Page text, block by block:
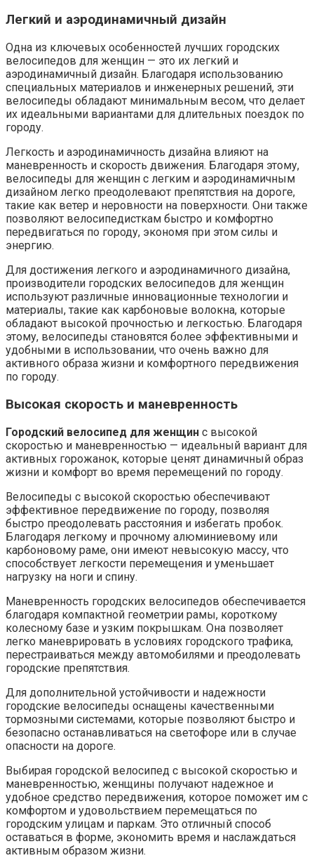
Легкий и аэродинамичный дизайн
Одна из ключевых особенностей лучших городских
велосипедов для женщин — это их легкий и
аэродинамичный дизайн. Благодаря использованию
специальных материалов и инженерных решений, эти
велосипеды обладают минимальным весом, что делает
их идеальными вариантами для длительных поездок по
городу.
Легкость и аэродинамичность дизайна влияют на
маневренность и скорость движения. Благодаря этому,
велосипеды для женщин с легким и аэродинамичным
дизайном легко преодолевают препятствия на дороге,
такие как ветер и неровности на поверхности. Они также
позволяют велосипедисткам быстро и комфортно
передвигаться по городу, экономя при этом силы и
энергию.
Для достижения легкого и аэродинамичного дизайна,
производители городских велосипедов для женщин
используют различные инновационные технологии и
материалы, такие как карбоновые волокна, которые
обладают высокой прочностью и легкостью. Благодаря
этому, велосипеды становятся более эффективными и
удобными в использовании, что очень важно для
активного образа жизни и комфортного передвижения
по городу.
Высокая скорость и маневренность
Городский велосипед для женщин с высокой
скоростью и маневренностью — идеальный вариант для
активных горожанок, которые ценят динамичный образ
жизни и комфорт во время перемещений по городу.
Велосипеды с высокой скоростью обеспечивают
эффективное передвижение по городу, позволяя
быстро преодолевать расстояния и избегать пробок.
Благодаря легкому и прочному алюминиевому или
карбоновому раме, они имеют невысокую массу, что
способствует легкости перемещения и уменьшает
нагрузку на ноги и спину.
Маневренность городских велосипедов обеспечивается
благодаря компактной геометрии рамы, короткому
колесному базе и узким покрышкам. Она позволяет
легко маневрировать в условиях городского трафика,
перестраиваться между автомобилями и преодолевать
городские препятствия.
Для дополнительной устойчивости и надежности
городские велосипеды оснащены качественными
тормозными системами, которые позволяют быстро и
безопасно останавливаться на светофоре или в случае
опасности на дороге.
Выбирая городской велосипед с высокой скоростью и
маневренностью, женщины получают надежное и
удобное средство передвижения, которое поможет им с
комфортом и удовольствием перемещаться по
городским улицам и паркам. Это отличный способ
оставаться в форме, экономить время и наслаждаться
активным образом жизни.